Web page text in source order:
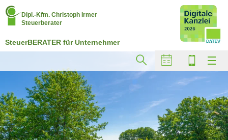
Dipl.-Kfm. Christoph Irmer
Steuerberater
SteuerBERATER für Unternehmer